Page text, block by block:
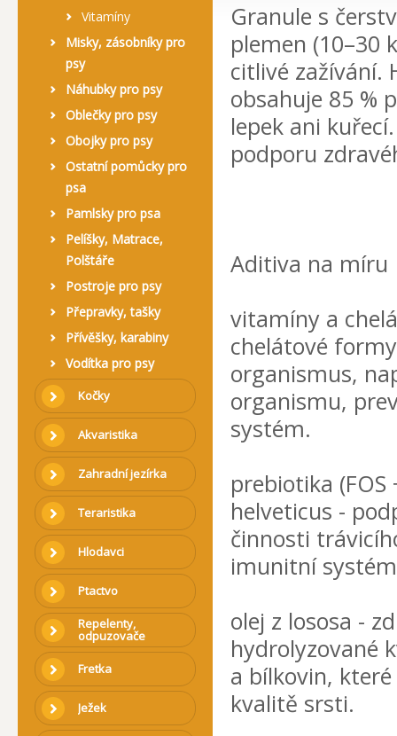
Vitamíny
Misky, zásobníky pro
psy
Náhubky pro psy
Oblečky pro psy
Obojky pro psy
Ostatní pomůcky pro
psa
Pamlsky pro psa
Pelíšky, Matrace,
Polštáře
Postroje pro psy
Přepravky, tašky
Přívěšky, karabiny
Vodítka pro psy
Kočky
Akvaristika
Zahradní jezírka
Teraristika
Hlodavci
Ptactvo
Repelenty,
odpuzovače
Fretka
Ježek
Granule s
plemen (10–30
citlivé zažívání.
obsahuje 85 %
lepek ani
podporu
Aditiva na míru
vitamíny a
chelátové
organismus,
organismu,
systém.
prebiotika
helveticus -
činnosti
imunitní
olej z lososa -
hydrolyzované
a bílkovin,
kvalitě srsti.